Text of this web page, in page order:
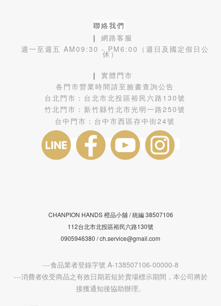
聯絡我們
❙ 網路客服
週一至週五 AM09:30 - PM6:00（週日及國定假日公
休）
❙ 實體門市
各門市營業時間請至臉書查詢公告
台北門市： 台北市北投區裕民六路130號
竹北門市： 新竹縣竹北市光明一路250號
台中門市： 台中市西區存中街24號
CHANPION HANDS 橙品小舖 /統編38507106
112台北市北投區裕民六路130號
0905946380 / ch.service@gmail.com
---食品業者登錄字號 A-138507106-00000-8
---消費者收受商品之有效日期若短於賣場標示期間，本公司將於
接獲通知後協助辦理。